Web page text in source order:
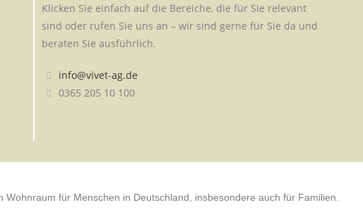
Klicken Sie einfach auf die Bereiche, die für Sie relevant
sind oder rufen Sie uns an – wir sind gerne für Sie da und
beraten Sie ausführlich.
info@vivet-ag.de
0365 205 10 100
für Menschen in Deutschland, insbesondere auch für Familien.